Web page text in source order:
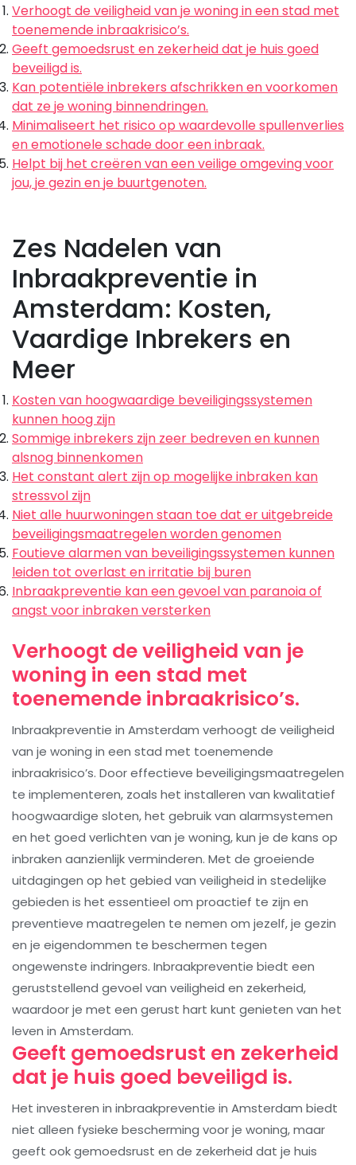
Verhoogt de veiligheid van je woning in een stad met
toenemende inbraakrisico’s.
Geeft gemoedsrust en zekerheid dat je huis goed
beveiligd is.
Kan potentiële inbrekers afschrikken en voorkomen
dat ze je woning binnendringen.
Minimaliseert het risico op waardevolle spullenverlies
en emotionele schade door een inbraak.
Helpt bij het creëren van een veilige omgeving voor
jou, je gezin en je buurtgenoten.
Zes Nadelen van
Inbraakpreventie in
Amsterdam: Kosten,
Vaardige Inbrekers en
Meer
Kosten van hoogwaardige beveiligingssystemen
kunnen hoog zijn
Sommige inbrekers zijn zeer bedreven en kunnen
alsnog binnenkomen
Het constant alert zijn op mogelijke inbraken kan
stressvol zijn
Niet alle huurwoningen staan toe dat er uitgebreide
beveiligingsmaatregelen worden genomen
Foutieve alarmen van beveiligingssystemen kunnen
leiden tot overlast en irritatie bij buren
Inbraakpreventie kan een gevoel van paranoia of
angst voor inbraken versterken
Verhoogt de veiligheid van je
woning in een stad met
toenemende inbraakrisico’s.
Inbraakpreventie in Amsterdam verhoogt de veiligheid
van je woning in een stad met toenemende
inbraakrisico’s. Door effectieve beveiligingsmaatregelen
te implementeren, zoals het installeren van kwalitatief
hoogwaardige sloten, het gebruik van alarmsystemen
en het goed verlichten van je woning, kun je de kans op
inbraken aanzienlijk verminderen. Met de groeiende
uitdagingen op het gebied van veiligheid in stedelijke
gebieden is het essentieel om proactief te zijn en
preventieve maatregelen te nemen om jezelf, je gezin
en je eigendommen te beschermen tegen
ongewenste indringers. Inbraakpreventie biedt een
geruststellend gevoel van veiligheid en zekerheid,
waardoor je met een gerust hart kunt genieten van het
leven in Amsterdam.
Geeft gemoedsrust en zekerheid
dat je huis goed beveiligd is.
Het investeren in inbraakpreventie in Amsterdam biedt
niet alleen fysieke bescherming voor je woning, maar
geeft ook gemoedsrust en de zekerheid dat je huis